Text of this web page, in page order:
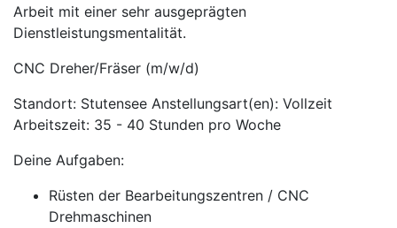
Arbeit mit einer sehr ausgeprägten
Dienstleistungsmentalität.
CNC Dreher/Fräser (m/w/d)
Standort: Stutensee Anstellungsart(en): Vollzeit
Arbeitszeit: 35 - 40 Stunden pro Woche
Deine Aufgaben:
Rüsten der Bearbeitungszentren / CNC
Drehmaschinen